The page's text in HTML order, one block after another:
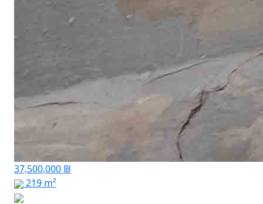
37,500,000 ₪
219 m²